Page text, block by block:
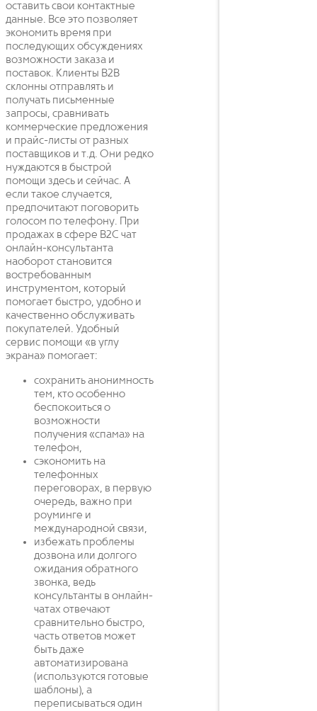
оставить свои контактные
данные. Все это позволяет
экономить время при
последующих обсуждениях
возможности заказа и
поставок. Клиенты B2B
склонны отправлять и
получать письменные
запросы, сравнивать
коммерческие предложения
и прайс-листы от разных
поставщиков и т.д. Они редко
нуждаются в быстрой
помощи здесь и сейчас. А
если такое случается,
предпочитают поговорить
голосом по телефону. При
продажах в сфере B2C чат
онлайн-консультанта
наоборот становится
востребованным
инструментом, который
помогает быстро, удобно и
качественно обслуживать
покупателей. Удобный
сервис помощи «в углу
экрана» помогает:
сохранить анонимность
тем, кто особенно
беспокоиться о
возможности
получения «спама» на
телефон,
сэкономить на
телефонных
переговорах, в первую
очередь, важно при
роуминге и
международной связи,
избежать проблемы
дозвона или долгого
ожидания обратного
звонка, ведь
консультанты в онлайн-
чатах отвечают
сравнительно быстро,
часть ответов может
быть даже
автоматизирована
(используются готовые
шаблоны), а
переписываться один